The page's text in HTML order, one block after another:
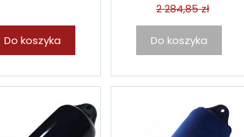
Do koszyka
2 284,85 zł
Do koszyka